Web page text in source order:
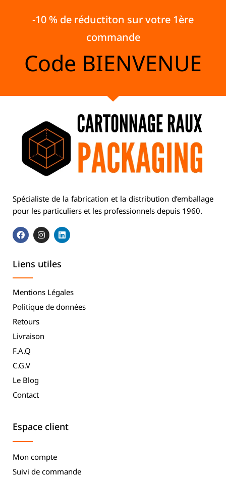
-10 % de réductiton sur votre 1ère
commande
Code BIENVENUE
Spécialiste de la fabrication et la distribution d’emballage
pour les particuliers et les professionnels depuis 1960.
Liens utiles
Mentions Légales
Politique de données
Retours
Livraison
F.A.Q
C.G.V
Le Blog
Contact
Espace client
Mon compte
Suivi de commande